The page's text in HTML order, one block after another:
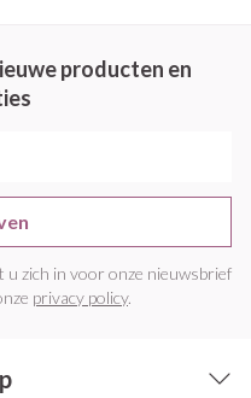
producten en
zich in voor onze nieuwsbrief
privacy policy.